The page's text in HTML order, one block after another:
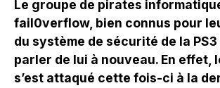
Le groupe de pirates
fail0verflow, bien connus pour
du système de sécurité de la
parler de lui à nouveau. En effet,
s’est attaqué cette fois-ci à la